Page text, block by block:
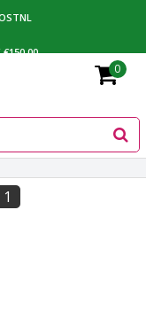
€150,00
FACTUUR
0
1